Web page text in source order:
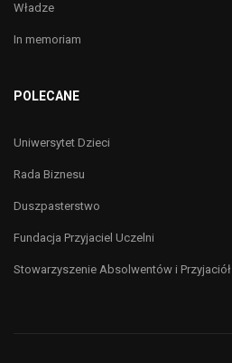
Władze
In memoriam
POLECANE
Uniwersytet Dzieci
Rada Biznesu
Duszpasterstwo
Fundacja Przyjaciel Uczelni
Stowarzyszenie Absolwentów i Przyjaciół